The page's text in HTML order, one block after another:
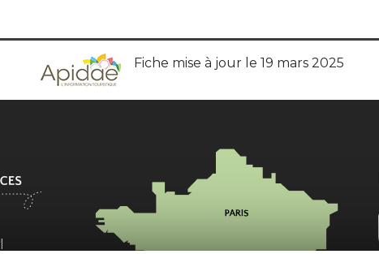
Fiche mise à jour le 19 mars 2025